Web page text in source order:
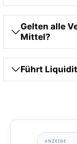
Gelten alle
Mittel?
Führt
ANZEIGE